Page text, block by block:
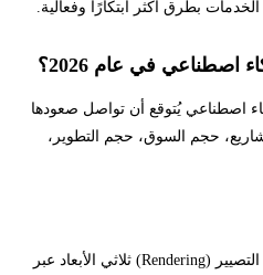
بطرق أكثر ابتكارًا وفعالية.
بأبرز 10 عملات ذكاء اصطناعي يُتوقع أن تواصل صعودها
أداء المشاريع، حجم السوق، حجم التطوير،
عملة متخصصة في تقديم خدمات التصيير (Rendering) ثلاثي الأبعاد عبر